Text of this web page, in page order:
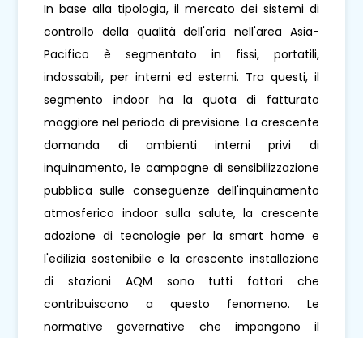
In base alla tipologia, il mercato dei sistemi di
controllo della qualità dell'aria nell'area Asia-
Pacifico è segmentato in fissi, portatili,
indossabili, per interni ed esterni. Tra questi, il
segmento indoor ha la quota di fatturato
maggiore nel periodo di previsione. La crescente
domanda di ambienti interni privi di
inquinamento, le campagne di sensibilizzazione
pubblica sulle conseguenze dell'inquinamento
atmosferico indoor sulla salute, la crescente
adozione di tecnologie per la smart home e
l'edilizia sostenibile e la crescente installazione
di stazioni AQM sono tutti fattori che
contribuiscono a questo fenomeno. Le
normative governative che impongono il